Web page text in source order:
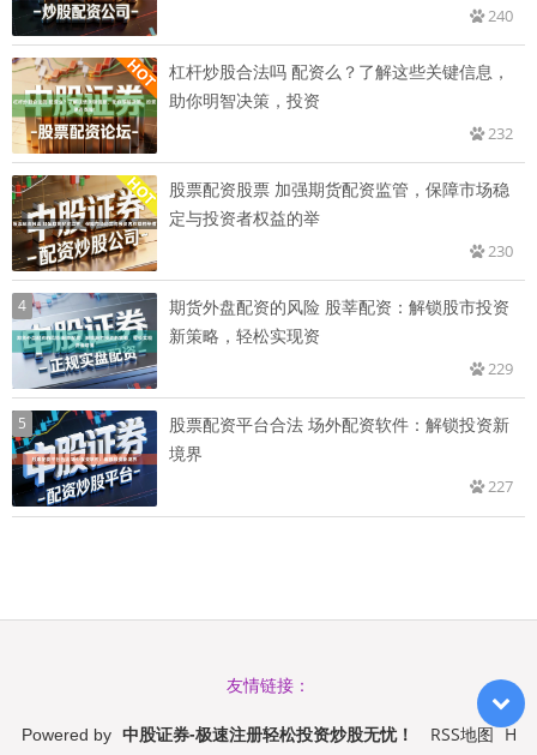
240
杠杆炒股合法吗 配资么？了解这些关键信息，
助你明智决策，投资
232
股票配资股票 加强期货配资监管，保障市场稳
定与投资者权益的举
230
4
期货外盘配资的风险 股莘配资：解锁股市投资
新策略，轻松实现资
229
5
股票配资平台合法 场外配资软件：解锁投资新
境界
227
友情链接：
Powered by 中股证券-极速注册轻松投资炒股无忧！ RSS地图 H